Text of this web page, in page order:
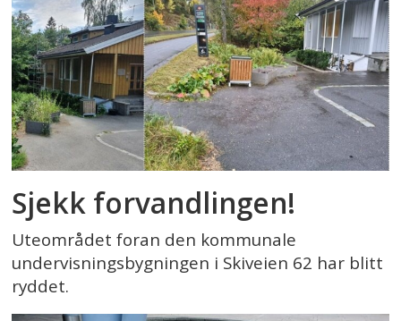
Sjekk forvandlingen!
Uteområdet foran den kommunale
undervisningsbygningen i Skiveien 62 har blitt
ryddet.